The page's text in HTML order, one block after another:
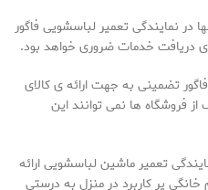
در نمایندگی تعمیر لباسشویی فاگور
دریافت خدمات ضروری خواهد بود.
تضمینی به جهت ارائه ی کالای
فروشگاه ها نمی توانند این
تعمیر ماشین لباسشویی ارائه
پر کاربرد در منزل به درستی